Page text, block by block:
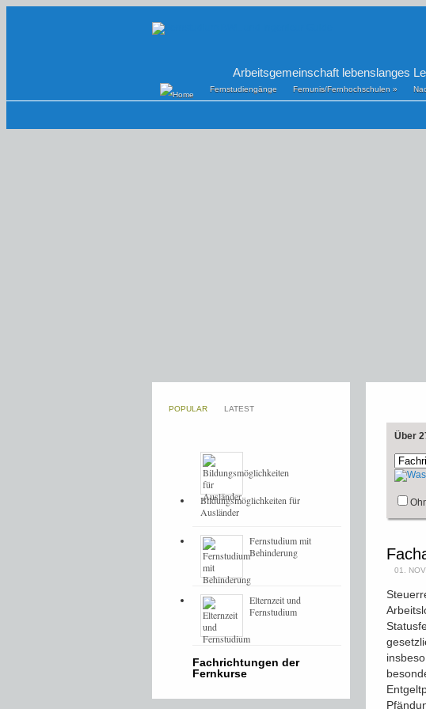
Arbeitsgemeinschaft lebenslanges
Fernstudiengänge Fernunis/Fernhochschulen »
Über
01.
POPULAR LATEST
Bildungsmöglichkeiten für
Ausländer
Fernstudium mit
Behinderung
Elternzeit und
Fernstudium
Fachrichtungen der
Fernkurse